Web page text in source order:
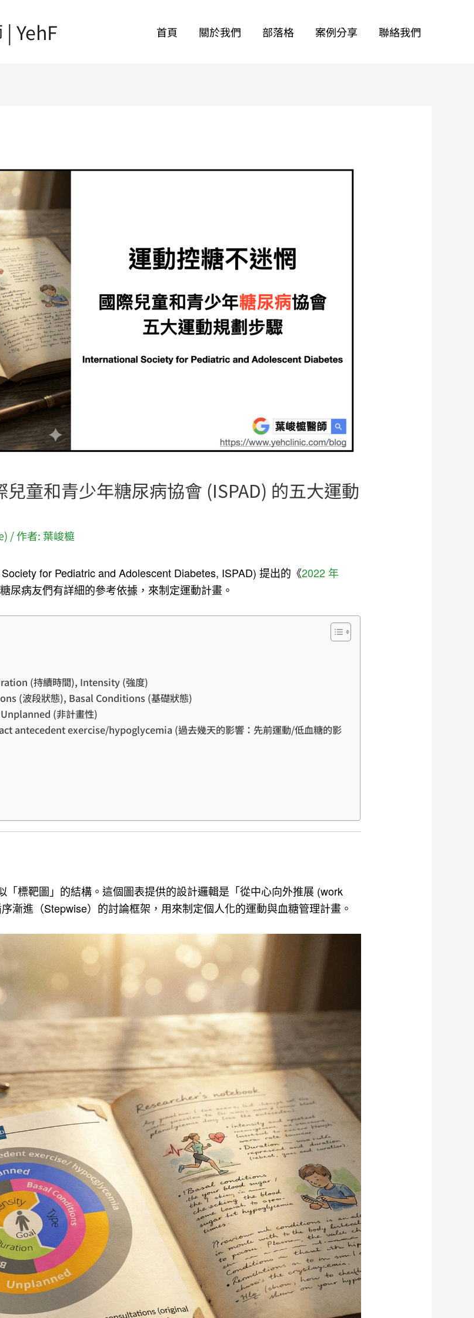
YehF 首頁 關於我們 部落格 案例分享 聯絡我們
童和青少年糖尿病協會 (ISPAD) 的五大運動
/ 作者: 葉峻榳
for Pediatric and Adolescent Diabetes, ISPAD) 提出的《2022 年
尿病友們有詳細的參考依據，來制定運動計畫。
(持續時間), Intensity (強度)
(波段狀態), Basal Conditions (基礎狀態)
(非計畫性)
antecedent exercise/hypoglycemia (過去幾天的影響：先前運動/低血糖的影
標靶圖」的結構。這個圖表提供的設計邏輯是「從中心向外推展 (work
漸進（Stepwise）的討論框架，用來制定個人化的運動與血糖管理計畫。